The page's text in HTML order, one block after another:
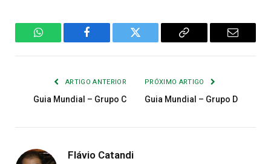
WhatsAppFacebook Twitter
Copiar
E-
ARTIGO ANTERIOR
Guia Mundial – Grupo C
PRÓXIMO ARTIGO
Guia Mundial – Grupo D
Flávio Catandi